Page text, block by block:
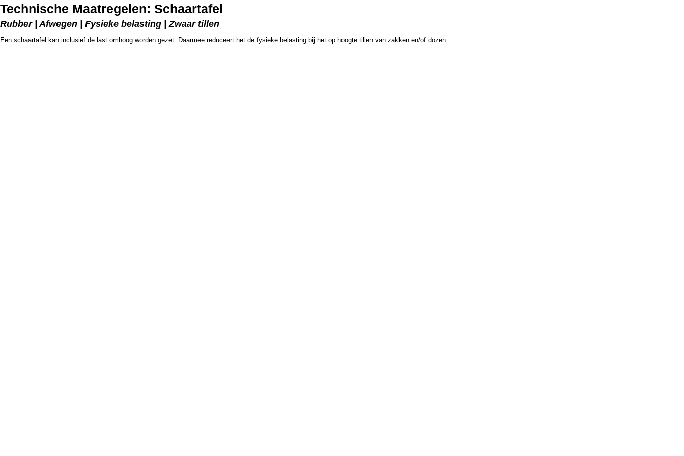
Technische Maatregelen: Schaartafel
Rubber | Afwegen | Fysieke belasting | Zwaar tillen
Een schaartafel kan inclusief de last omhoog worden gezet. Daarmee reduceert het de fysieke belasting bij het op hoogte tillen van zakken en/of dozen.